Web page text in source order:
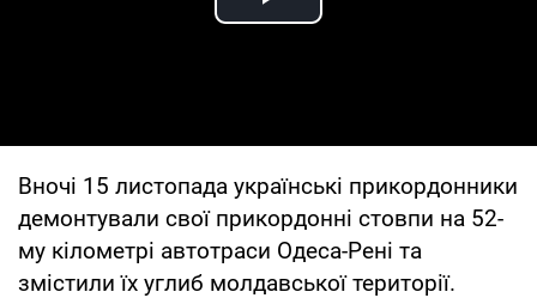
Play Video
Вночі 15 листопада українські прикордонники
демонтували свої прикордонні стовпи на 52-
му кілометрі автотраси Одеса-Рені та
змістили їх углиб молдавської території.